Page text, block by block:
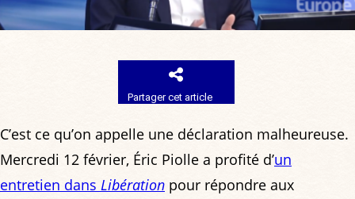
Partager cet article
C’est ce qu’on appelle une déclaration malheureuse.
Mercredi 12 février, Éric Piolle a profité d’un
entretien dans Libération pour répondre aux